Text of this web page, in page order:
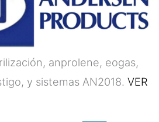
anprolene, eogas,
y sistemas AN2018. VER